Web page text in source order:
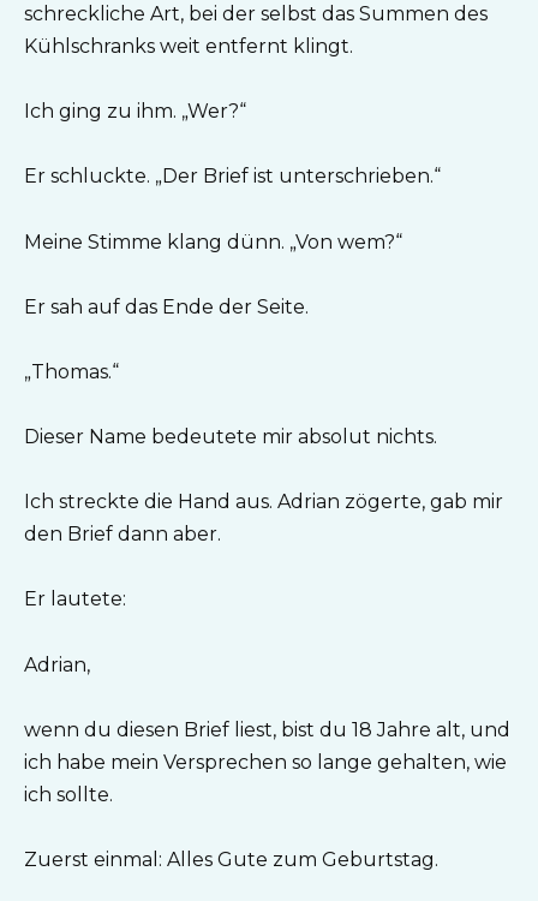
schreckliche Art, bei der selbst das Summen des
Kühlschranks weit entfernt klingt.
Ich ging zu ihm. „Wer?“
Er schluckte. „Der Brief ist unterschrieben.“
Meine Stimme klang dünn. „Von wem?“
Er sah auf das Ende der Seite.
„Thomas.“
Dieser Name bedeutete mir absolut nichts.
Ich streckte die Hand aus. Adrian zögerte, gab mir
den Brief dann aber.
Er lautete:
Adrian,
wenn du diesen Brief liest, bist du 18 Jahre alt, und
ich habe mein Versprechen so lange gehalten, wie
ich sollte.
Zuerst einmal: Alles Gute zum Geburtstag.